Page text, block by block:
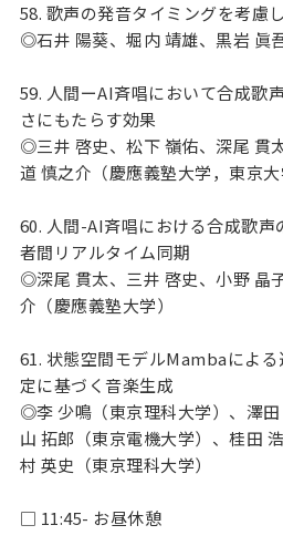
58. 歌声の発音タイミングを考慮
◎石井 陽葵、堀内 靖雄、黒岩 眞
59. 人間ーAI斉唱において合成歌
さにもたらす効果
◎三井 啓史、松下 嶺佑、深尾 貫
道 慎之介（慶應義塾大学，東京大
60. 人間-AI斉唱における合成歌声
者間リアルタイム同期
◎深尾 貫太、三井 啓史、小野 晶
介（慶應義塾大学）
61. 状態空間モデルMambaによ
定に基づく音楽生成
◎李 少鳴（東京理科大学）、澤
山 拓郎（東京電機大学）、桂田
村 英史（東京理科大学）
□ 11:45- お昼休憩